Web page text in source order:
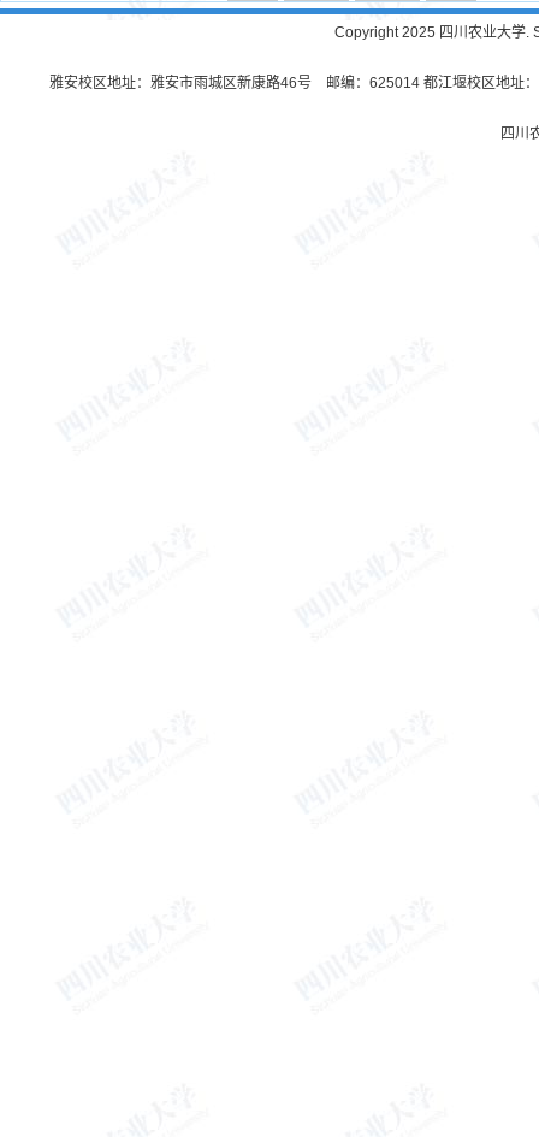
Copyright 2025 四川农业大学.
雅安校区地址：雅安市雨城区新康路46号 邮编：625014 都江堰校区地址
四川